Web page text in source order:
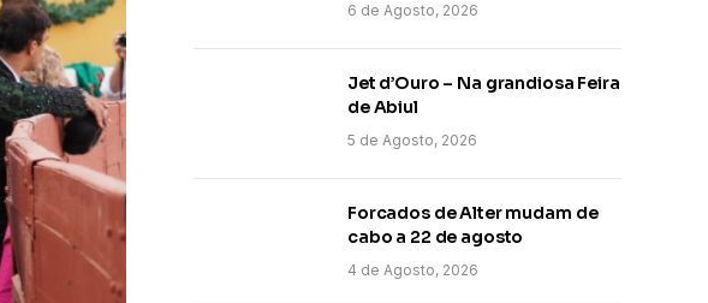
6 de Agosto, 2026
Jet d’Ouro – Na grandiosa Feira
de Abiul
5 de Agosto, 2026
Forcados de Alter mudam de
cabo a 22 de agosto
4 de Agosto, 2026